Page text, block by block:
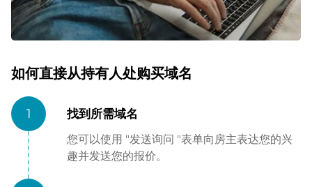
如何直接从持有人处购买域名
1 找到所需域名
您可以使用 "发送询问 "表单向房主表达您的兴
趣并发送您的报价。